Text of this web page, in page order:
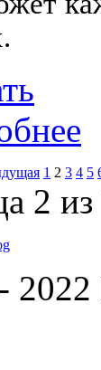
1 2 3 4 5
2 из
2022